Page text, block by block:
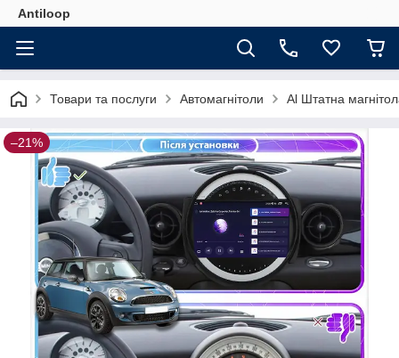
Antiloop
Товари та послуги Автомагнітоли Al Штатна
–21%